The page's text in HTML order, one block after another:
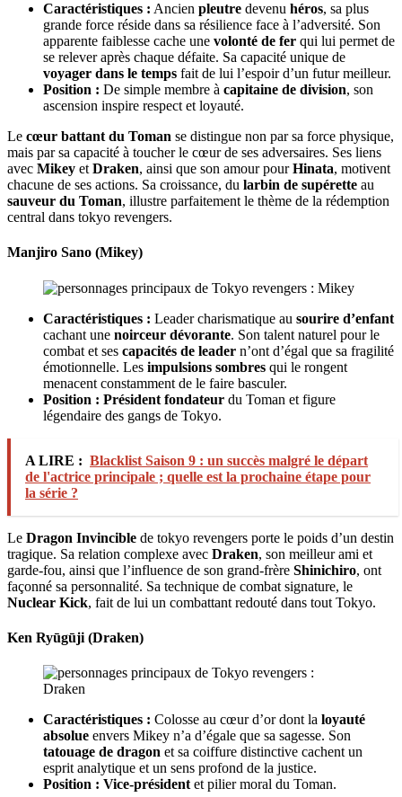
Caractéristiques : Ancien pleutre devenu héros, sa plus
grande force réside dans sa résilience face à l’adversité. Son
apparente faiblesse cache une volonté de fer qui lui permet de
se relever après chaque défaite. Sa capacité unique de
voyager dans le temps fait de lui l’espoir d’un futur meilleur.
Position : De simple membre à capitaine de division, son
ascension inspire respect et loyauté.
Le cœur battant du Toman se distingue non par sa force physique,
mais par sa capacité à toucher le cœur de ses adversaires. Ses liens
avec Mikey et Draken, ainsi que son amour pourHinata, motivent
chacune de ses actions. Sa croissance, du larbin de supérette au
sauveur du Toman, illustre parfaitement le thème de la rédemption
central dans tokyo revengers.
Manjiro Sano (Mikey)
Caractéristiques : Leader charismatique au sourire d’enfant
cachant une noirceur dévorante. Son talent naturel pour le
combat et ses capacités de leader n’ont d’égal que sa fragilité
émotionnelle. Les impulsions sombres qui le rongent
menacent constamment de le faire basculer.
Position : Président fondateur du Toman et figure
légendaire des gangs de Tokyo.
A LIRE : Blacklist Saison 9 : un succès malgré le départ
de l'actrice principale ; quelle est la prochaine étape pour
la série ?
Le Dragon Invincible de tokyo revengers porte le poids d’un destin
tragique. Sa relation complexe avec Draken, son meilleur ami et
garde-fou, ainsi que l’influence de son grand-frère Shinichiro, ont
façonné sa personnalité. Sa technique de combat signature, le
Nuclear Kick, fait de lui un combattant redouté dans tout Tokyo.
Ken Ryūgūji (Draken)
Caractéristiques : Colosse au cœur d’or dont la loyauté
absolue envers Mikey n’a d’égale que sa sagesse. Son
tatouage de dragon et sa coiffure distinctive cachent un
esprit analytique et un sens profond de la justice.
Position : Vice-président et pilier moral du Toman.